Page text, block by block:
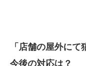
「店舗の屋外にて
今後の対応は？